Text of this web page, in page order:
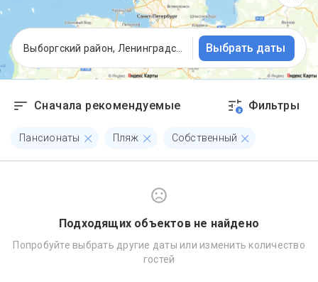
Выбрать даты
Сначала рекомендуемые 3 Фильтры
Пансионаты Пляж Собственный
Подходящих объектов не найдено
Попробуйте выбрать другие даты или изменить количество
гостей